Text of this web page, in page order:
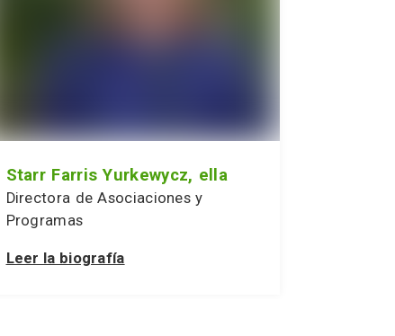
Starr Farris Yurkewycz, ella
Directora de Asociaciones y
Programas
Leer la biografía